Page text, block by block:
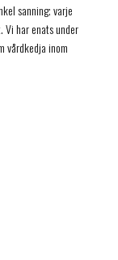
sanning; varje
har enats under
vårdkedja inom